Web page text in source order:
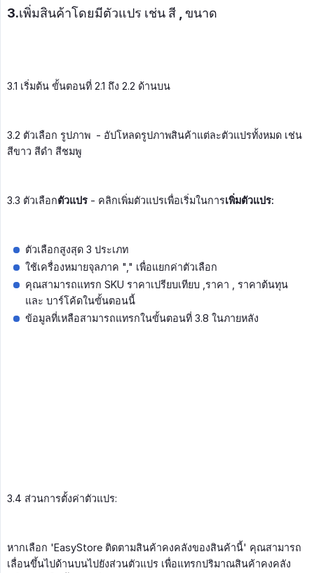
3.เพิ่มสินค้าโดยมีตัวแปร เช่น สี , ขนาด
3.1 เริ่มต้น ขั้นตอนที่ 2.1 ถึง 2.2 ด้านบน
3.2 ตัวเลือก รูปภาพ - อัปโหลดรูปภาพสินค้าแต่ละตัวแปรทั้งหมด เช่น
สีขาว สีดำ สีชมพู
3.3 ตัวเลือกตัวแปร - คลิกเพิ่มตัวแปรเพื่อเริ่มในการเพิ่มตัวแปร:
ตัวเลือกสูงสุด 3 ประเภท
ใช้เครื่องหมายจุลภาค "," เพื่อแยกค่าตัวเลือก
คุณสามารถแทรก SKU ราคาเปรียบเทียบ ,ราคา , ราคาต้นทุน
และ บาร์โค้ดในขั้นตอนนี้
ข้อมูลที่เหลือสามารถแทรกในขั้นตอนที่ 3.8 ในภายหลัง
3.4 ส่วนการตั้งค่าตัวแปร:
หากเลือก 'EasyStore ติดตามสินค้าคงคลังของสินค้านี้' คุณสามารถ
เลื่อนขึ้นไปด้านบนไปยังส่วนตัวแปร เพื่อแทรกปริมาณสินค้าคงคลัง